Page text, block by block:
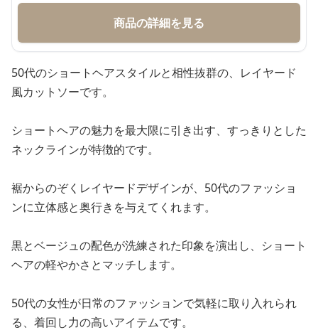
商品の詳細を見る
50代のショートヘアスタイルと相性抜群の、レイヤード
風カットソーです。
ショートヘアの魅力を最大限に引き出す、すっきりとした
ネックラインが特徴的です。
裾からのぞくレイヤードデザインが、50代のファッショ
ンに立体感と奥行きを与えてくれます。
黒とベージュの配色が洗練された印象を演出し、ショート
ヘアの軽やかさとマッチします。
50代の女性が日常のファッションで気軽に取り入れられ
る、着回し力の高いアイテムです。